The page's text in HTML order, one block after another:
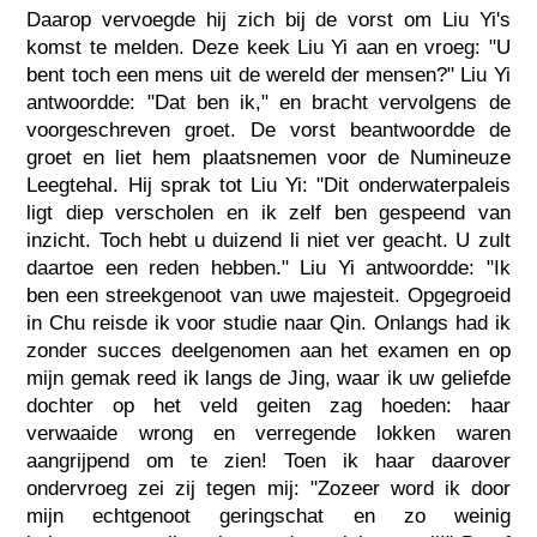
Daarop vervoegde hij zich bij de vorst om Liu Yi's
komst te melden. Deze keek Liu Yi aan en vroeg: "U
bent toch een mens uit de wereld der mensen?" Liu Yi
antwoordde: "Dat ben ik," en bracht vervolgens de
voorgeschreven groet. De vorst beantwoordde de
groet en liet hem plaatsnemen voor de Numineuze
Leegtehal. Hij sprak tot Liu Yi: "Dit onderwaterpaleis
ligt diep verscholen en ik zelf ben gespeend van
inzicht. Toch hebt u duizend li niet ver geacht. U zult
daartoe een reden hebben." Liu Yi antwoordde: "Ik
ben een streekgenoot van uwe majesteit. Opgegroeid
in Chu reisde ik voor studie naar Qin. Onlangs had ik
zonder succes deelgenomen aan het examen en op
mijn gemak reed ik langs de Jing, waar ik uw geliefde
dochter op het veld geiten zag hoeden: haar
verwaaide wrong en verregende lokken waren
aangrijpend om te zien! Toen ik haar daarover
ondervroeg zei zij tegen mij: "Zozeer word ik door
mijn echtgenoot geringschat en zo weinig